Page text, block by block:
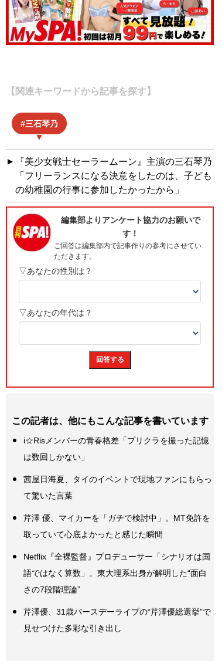
【関連キーワードから記事を探す】
三石琴乃
『美少女戦士セーラームーン』主演の三石琴乃
「フリーランスになる決意をしたのは、子ども
の幼稚園の行事に参加したかったから」
この記者は、他にもこんな記事を書いています
i☆Risメンバーの青春格差「プリクラを撮った記憶
は数回しかない」
茜屋日海夏、タイのイベントで現地ファンにもらっ
て驚いた言葉
芹澤 優、マイカーを「ガチで検討中」。MT免許を
取っていて心底よかったと感じた瞬間
Netflix『全裸監督』プロデューサー「シナリオは国
語ではなく算数」。東大理系出身が解明した“面白
さの7段階理論”
芹澤優、31歳バースデーライブの“芹澤優総選挙”で
見せつけた多彩な引き出し